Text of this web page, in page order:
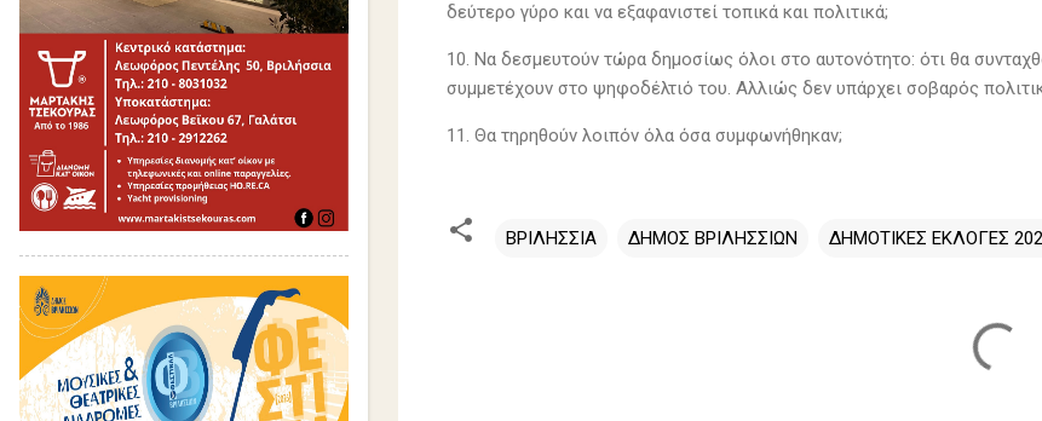
δεύτερο γύρο και να εξαφανιστεί τοπικά και πολιτικά;
10. Να δεσμευτούν τώρα δημοσίως όλοι στο αυτονότητο: ότι θα
συμμετέχουν στο ψηφοδέλτιό του. Αλλιώς δεν υπάρχει σοβαρός
11. Θα τηρηθούν λοιπόν όλα όσα συμφωνήθηκαν;
ΒΡΙΛΗΣΣΙΑ ΔΗΜΟΣ ΒΡΙΛΗΣΣΙΩΝ ΔΗΜΟΤΙΚΕΣ ΕΚΛΟΓΕΣ